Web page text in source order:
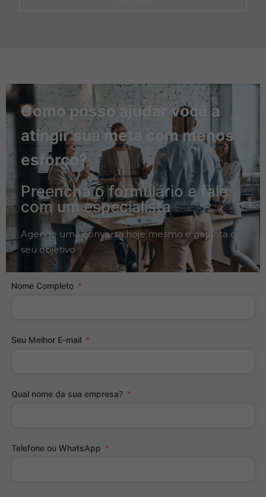
Como posso ajudar você a
atingir sua meta com menos
esforço?
Preencha o formulário e fale
com um especialista
Agende uma conversa hoje mesmo e garanta o
seu objetivo
Nome Completo
Seu Melhor E-mail
Qual nome da sua empresa?
Telefone ou WhatsApp